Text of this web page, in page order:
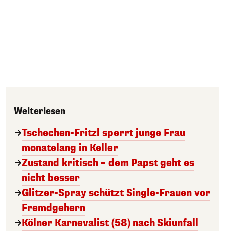
Weiterlesen
Tschechen-Fritzl sperrt junge Frau
monatelang in Keller
Zustand kritisch – dem Papst geht es
nicht besser
Glitzer-Spray schützt Single-Frauen vor
Fremdgehern
Kölner Karnevalist (58) nach Skiunfall